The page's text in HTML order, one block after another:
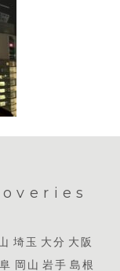
埼玉 大分 大阪
岡山 岩手 島根